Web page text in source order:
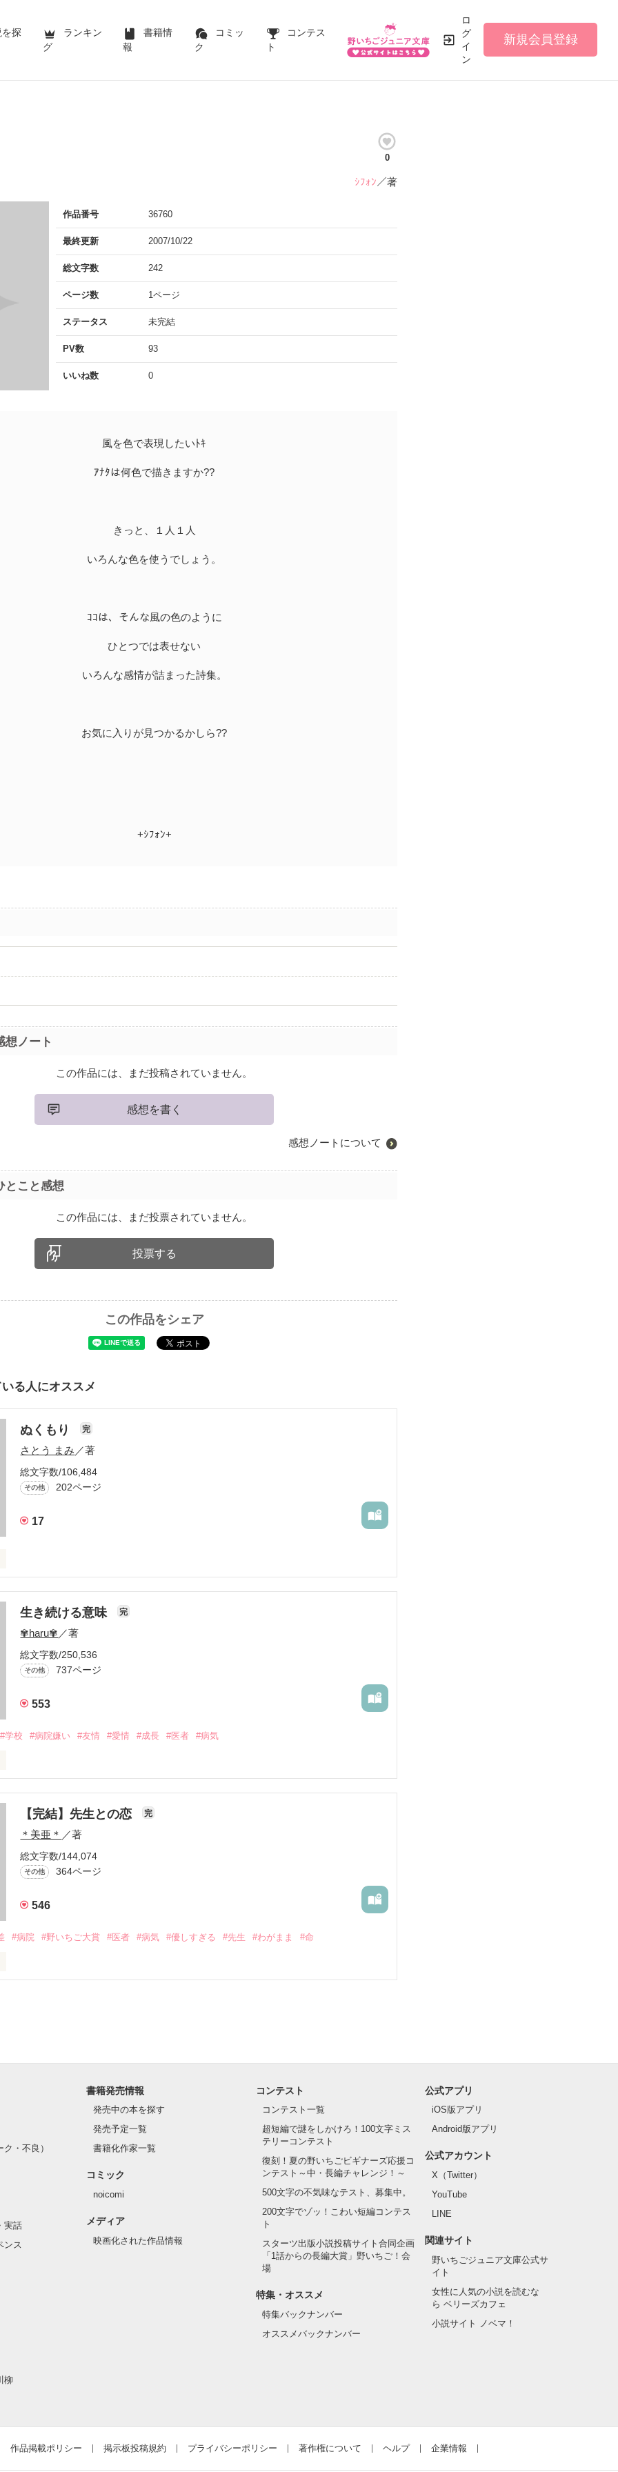
探
ランキン
グ
書籍情
報
コミッ
ク
コンテス
ト
ロ
グ
イ
ン
新規会員登録
0
ｼﾌｫﾝ／著
作品番号 36760
最終更新 2007/10/22
総文字数 242
ページ数 1ページ
ステータス 未完結
PV数 93
いいね数 0
風を色で表現したいﾄｷ
ｱﾅﾀは何色で描きますか??
きっと、１人１人
いろんな色を使うでしょう。
ｺｺは、そんな風の色のように
ひとつでは表せない
いろんな感情が詰まった詩集。
お気に入りが見つかるかしら??
+ｼﾌｫﾝ+
想ノート
この作品には、まだ投稿されていません。
感想を書く
感想ノートについて
とこと感想
この作品には、まだ投票されていません。
投票する
この作品をシェア
る人にオススメ
ぬくもり 完
さとう まみ ／著
総文字数/106,484
その他 202ページ
17
母親になる資格はありますか？
りたい…
生き続ける意味 完
✾haru✾ ／著
総文字数/250,536
その他 737ページ
553
#学校 #病院嫌い #友情 #愛情 #成長 #医者 #病気
【完結】先生との恋 完
＊美亜＊ ／著
総文字数/144,074
その他 364ページ
546
#病院 #野いちご大賞 #医者 #病気 #優しすぎる #先生 #わがまま #命
、手術させたいの？』
・不良）
実話
ンス
柳
書籍発売情報
発売中の本を探す
発売予定一覧
書籍化作家一覧
コミック
noicomi
メディア
映画化された作品情報
コンテスト
コンテスト一覧
超短編で謎をしかけろ！100文字ミス
テリーコンテスト
復刻！夏の野いちごビギナーズ応援コ
ンテスト～中・長編チャレンジ！～
500文字の不気味なテスト、募集中。
200文字でゾッ！こわい短編コンテス
ト
スターツ出版小説投稿サイト合同企画
「1話からの長編大賞」野いちご！会
場
特集・オススメ
特集バックナンバー
オススメバックナンバー
公式アプリ
iOS版アプリ
Android版アプリ
公式アカウント
X（Twitter）
YouTube
LINE
関連サイト
野いちごジュニア文庫公式サ
イト
女性に人気の小説を読むな
ら ベリーズカフェ
小説サイト ノベマ！
作品掲載ポリシー 掲示板投稿規約 プライバシーポリシー 著作権について ヘルプ 企業情報